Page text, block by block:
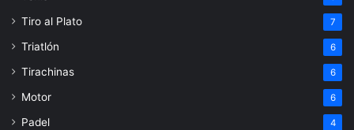
Tiro al Plato 7
Triatlón 6
Tirachinas 6
Motor 6
Padel 4